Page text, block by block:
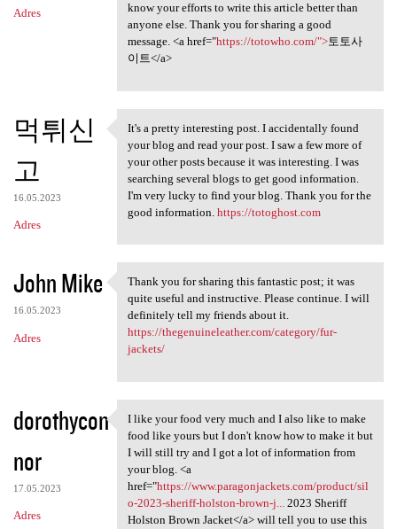
Adres
know your efforts to write this article better than
anyone else. Thank you for sharing a good
message. <a href="https://totowho.com/">토토사
이트</a>
먹튀신
고
16.05.2023
Adres
It's a pretty interesting
It's a pretty interesting post. I accidentally found
your blog and read your post. I saw a few more of
your other posts because it was interesting. I was
searching several blogs to get good information.
I'm very lucky to find your blog. Thank you for the
good information. https://totoghost.com
John Mike
16.05.2023
Adres
Thank you for sharing this
Thank you for sharing this fantastic post; it was
quite useful and instructive. Please continue. I will
definitely tell my friends about it.
https://thegenuineleather.com/category/fur-
jackets/
dorothycon
nor
17.05.2023
Adres
I like your food very much
I like your food very much and I also like to make
food like yours but I don't know how to make it but
I will still try and I got a lot of information from
your blog. <a
href="https://www.paragonjackets.com/product/sil
o-2023-sheriff-holston-brown-j...2023 Sheriff
Holston Brown Jacket</a> will tell you to use this